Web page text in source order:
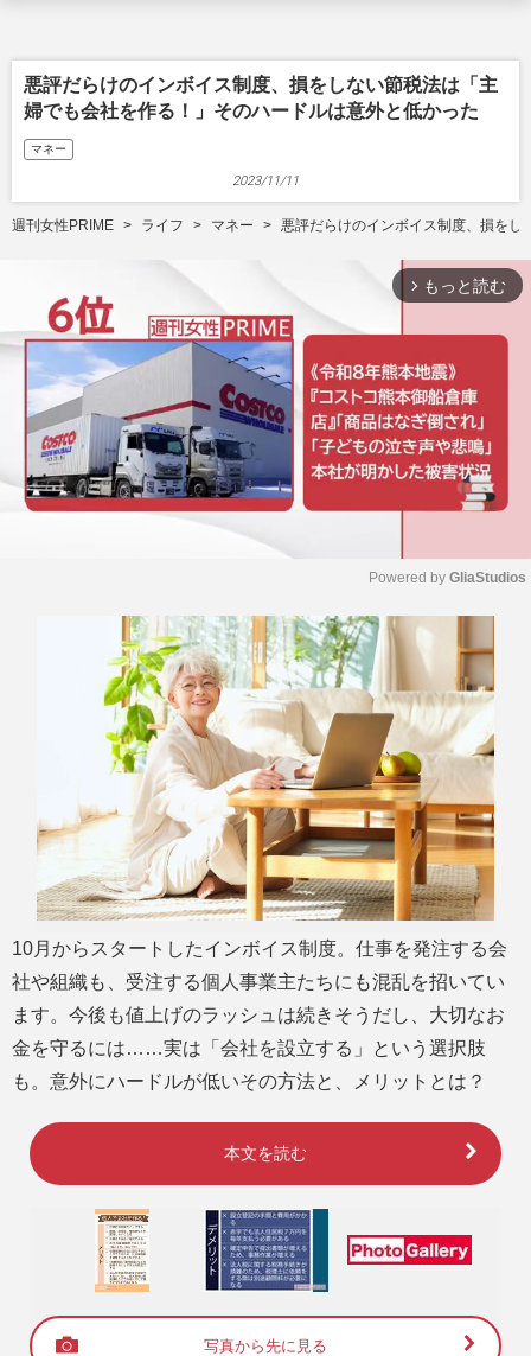
悪評だらけのインボイス制度、損をしない節税法は「主
婦でも会社を作る！」そのハードルは意外と低かった
マネー
2023/11/11
週刊女性PRIME ライフ マネー 悪評だらけのインボイス制度、損をし
arrow_forward_ios もっと読む
e
Powered by GliaStudios
10月からスタートしたインボイス制度。仕事を発注する会
社や組織も、受注する個人事業主たちにも混乱を招いてい
ます。今後も値上げのラッシュは続きそうだし、大切なお
金を守るには……実は「会社を設立する」という選択肢
も。意外にハードルが低いその方法と、メリットとは？
本文を読む
写真から先に見る